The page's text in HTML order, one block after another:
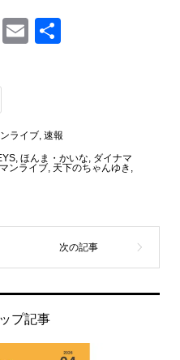
GmailEmail
ライブ, 速報
, ほんま・かいな, ダイナマ
ンライブ, 天下のちゃんゆき ,
プ記事